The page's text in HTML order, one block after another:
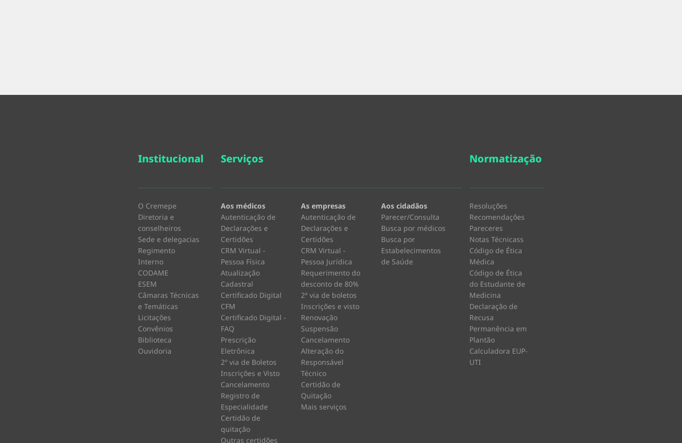
Institucional
O Cremepe
Diretoria e
conselheiros
Sede e delegacias
Regimento
Interno
CODAME
ESEM
Câmaras Técnicas
e Temáticas
Licitações
Convênios
Biblioteca
Ouvidoria
Serviços
Aos médicos
Autenticação de
Declarações e
Certidões
CRM Virtual -
Pessoa Física
Atualização
Cadastral
Certificado Digital
CFM
Certificado Digital -
FAQ
Prescrição
Eletrônica
2º via de Boletos
Inscrições e Visto
Cancelamento
Registro de
Especialidade
Certidão de
quitação
Outras certidões
As empresas
Autenticação de
Declarações e
Certidões
CRM Virtual -
Pessoa Jurídica
Requerimento do
desconto de 80%
2ª via de boletos
Inscrições e visto
Renovação
Suspensão
Cancelamento
Alteração do
Responsável
Técnico
Certidão de
Quitação
Mais serviços
Aos cidadãos
Parecer/Consulta
Busca por médicos
Busca por
Estabelecimentos
de Saúde
Normatização
Resoluções
Recomendações
Pareceres
Notas Técnicass
Código de Ética
Médica
Código de Ética
do Estudante de
Medicina
Declaração de
Recusa
Permanência em
Plantão
Calculadora EUP-
UTI